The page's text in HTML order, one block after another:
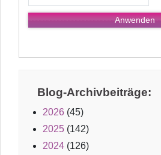
Blog-Archivbeiträge:
2026 (45)
2025 (142)
2024 (126)